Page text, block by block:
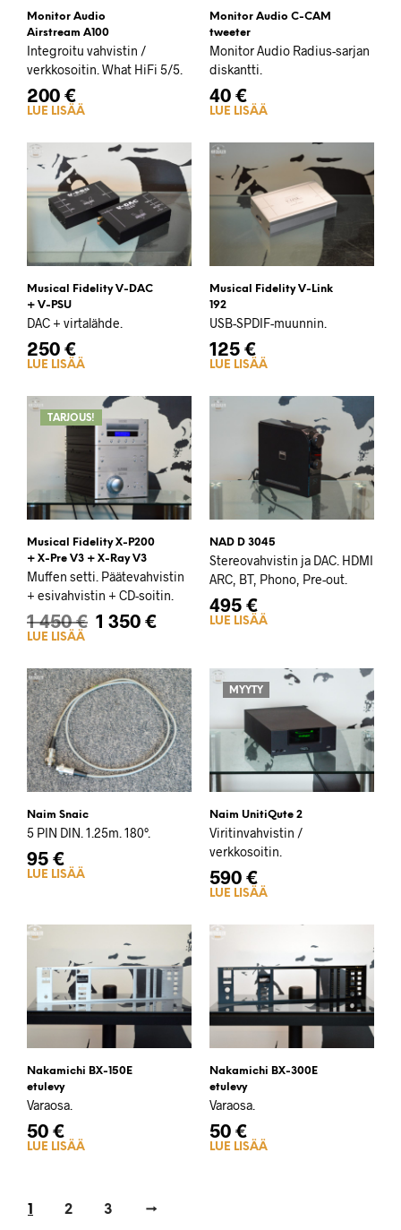
Monitor Audio
Airstream A100
Integroitu vahvistin /
verkkosoitin. What HiFi 5/5.
200 €
LUE LISÄÄ
Monitor Audio C-CAM
tweeter
Monitor Audio Radius-sarjan
diskantti.
40 €
LUE LISÄÄ
Musical Fidelity V-DAC
+ V-PSU
DAC + virtalähde.
250 €
LUE LISÄÄ
Musical Fidelity V-Link
192
USB-SPDIF-muunnin.
125 €
LUE LISÄÄ
TARJOUS!
Musical Fidelity X-P200
+ X-Pre V3 + X-Ray V3
Muffen setti. Päätevahvistin
+ esivahvistin + CD-soitin.
1 450€ 1 350 €
LUE LISÄÄ
NAD D 3045
Stereovahvistin ja DAC. HDMI
ARC, BT, Phono, Pre-out.
495 €
LUE LISÄÄ
Naim Snaic
5 PIN DIN. 1.25m. 180°.
95 €
LUE LISÄÄ
MYYTY
Naim UnitiQute 2
Viritinvahvistin /
verkkosoitin.
590 €
LUE LISÄÄ
Nakamichi BX-150E
etulevy
Varaosa.
50 €
LUE LISÄÄ
Nakamichi BX-300E
etulevy
Varaosa.
50 €
LUE LISÄÄ
1 2 3 →